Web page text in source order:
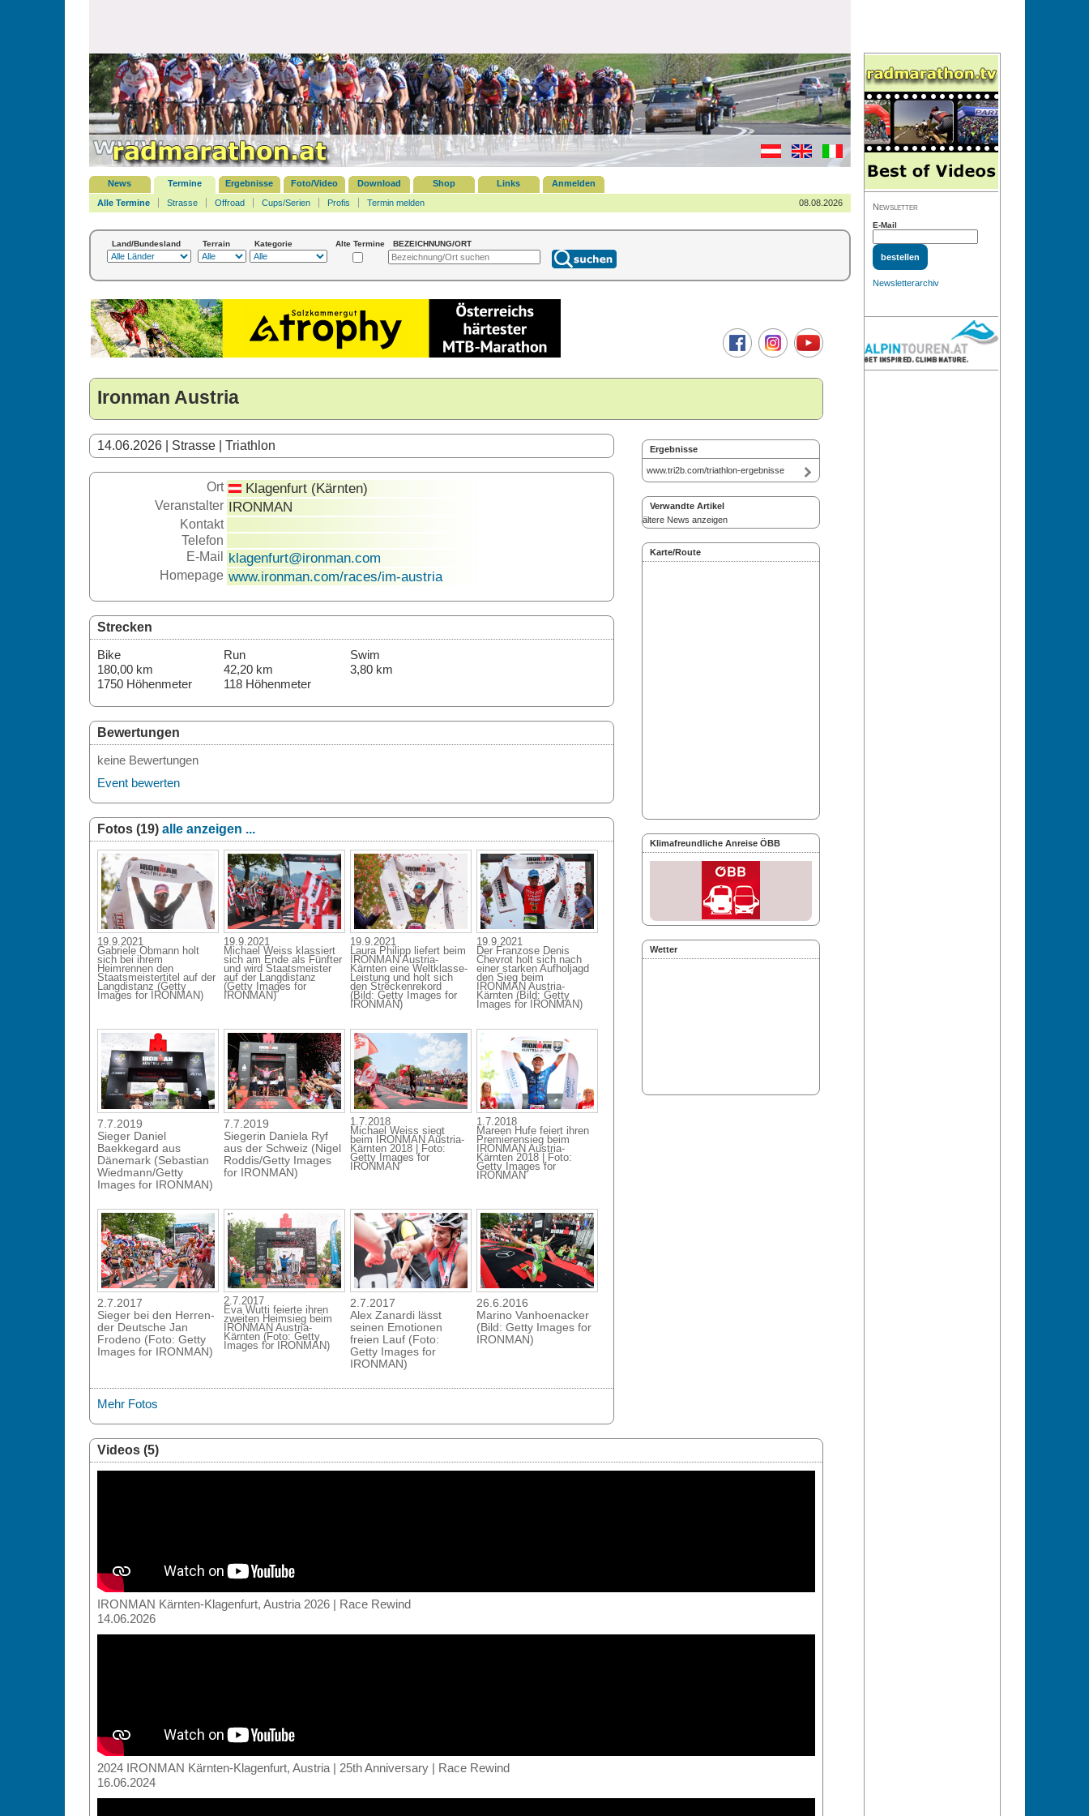
News Termine Ergebnisse Foto/Video Download Shop Links
Anmelden
Alle Termine
Strasse Offroad Cups/Serien Profis Termin melden 08.08.2026
Land/Bundesland Terrain Kategorie Alte Termine BEZEICHNUNG/ORT
Ironman Austria
Ergebnisse
www.tri2b.com/triathlon-ergebnisse
Verwandte Artikel
ältere News anzeigen
Karte/Route
Klimafreundliche Anreise ÖBB
Wetter
14.06.2026 | Strasse | Triathlon
Ort Klagenfurt (Kärnten)
Veranstalter IRONMAN
Kontakt
Telefon
E-Mail
klagenfurt@ironman.com
Homepage www.ironman.com/races/im-austria
Strecken
Bike
180,00 km
1750 Höhenmeter
Run
42,20 km
118 Höhenmeter
Swim
3,80 km
Bewertungen
keine Bewertungen
Event bewerten
Fotos (19) alle anzeigen ...
19.9.2021
Gabriele Obmann holt
sich bei ihrem
Heimrennen den
Staatsmeistertitel auf der
Langdistanz (Getty
Images for IRONMAN)
19.9.2021
Michael Weiss klassiert
sich am Ende als Fünfter
und wird Staatsmeister
auf der Langdistanz
(Getty Images for
IRONMAN)
19.9.2021
Laura Philipp liefert beim
IRONMAN Austria-
Kärnten eine Weltklasse-
Leistung und holt sich
den Streckenrekord
(Bild: Getty Images for
IRONMAN)
19.9.2021
Der Franzose Denis
Chevrot holt sich nach
einer starken Aufholjagd
den Sieg beim
IRONMAN Austria-
Kärnten (Bild: Getty
Images for IRONMAN)
7.7.2019
Sieger Daniel
Baekkegard aus
Dänemark (Sebastian
Wiedmann/Getty
Images for IRONMAN)
7.7.2019
Siegerin Daniela Ryf
aus der Schweiz (Nigel
Roddis/Getty Images
for IRONMAN)
1.7.2018
Michael Weiss siegt
beim IRONMAN Austria-
Kärnten 2018 | Foto:
Getty Images for
IRONMAN
1.7.2018
Mareen Hufe feiert ihren
Premierensieg beim
IRONMAN Austria-
Kärnten 2018 | Foto:
Getty Images for
IRONMAN
2.7.2017
Sieger bei den Herren-
der Deutsche Jan
Frodeno (Foto: Getty
Images for IRONMAN)
2.7.2017
Eva Wutti feierte ihren
zweiten Heimsieg beim
IRONMAN Austria-
Kärnten (Foto: Getty
Images for IRONMAN)
2.7.2017
Alex Zanardi lässt
seinen Emotionen
freien Lauf (Foto:
Getty Images for
IRONMAN)
26.6.2016
Marino Vanhoenacker
(Bild: Getty Images for
IRONMAN)
Mehr Fotos
Videos (5)
IRONMAN Kärnten-Klagenfurt, Austria 2026 | Race Rewind
14.06.2026
2024 IRONMAN Kärnten-Klagenfurt, Austria | 25th Anniversary | Race Rewind
16.06.2024
Newsletter
E-Mail
Newsletterarchiv